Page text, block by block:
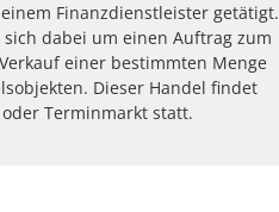
Finanzdienstleister getätigt.
sich dabei um einen Auftrag zum
einer bestimmten Menge
Dieser Handel findet
oder Terminmarkt statt.